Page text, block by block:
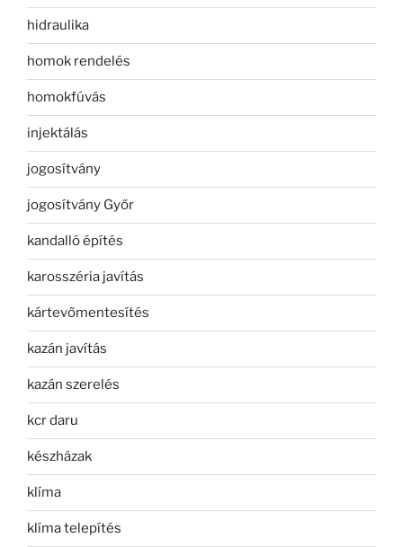
hidraulika
homok rendelés
homokfúvás
injektálás
jogosítvány
jogosítvány Győr
kandalló építés
karosszéria javítás
kártevőmentesítés
kazán javítás
kazán szerelés
kcr daru
készházak
klíma
klíma telepítés